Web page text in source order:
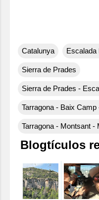
Catalunya Escalada
Sierra de Prades
Sierra de Prades -
Tarragona - Baix Camp
Tarragona - Montsant -
Blogtículos